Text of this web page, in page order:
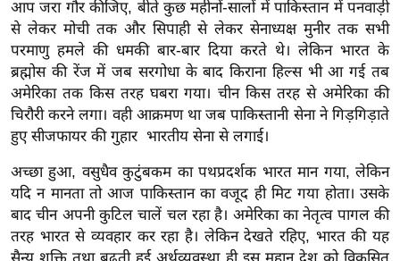
/
फै
श
न
घ
रे
नु
स्खे
प
आप जरा गौर कीजिए, बीते कुछ महीनों-सालों में पाकिस्तान में पनवाड़ी
से लेकर मोची तक और सिपाही से लेकर सेनाध्यक्ष मुनीर तक सभी
परमाणु हमले की धमकी बार-बार दिया करते थे। लेकिन भारत के
ब्रह्मोस की रेंज में जब सरगोधा के बाद किराना हिल्स भी आ गई तब
अमेरिका तक किस तरह घबरा गया। चीन किस तरह से अमेरिका की
चिरौरी करने लगा। वही आक्रमण था जब पाकिस्तानी सेना ने गिड़गिड़ाते
हुए सीजफायर की गुहार भारतीय सेना से लगाई।
अच्छा हुआ, वसुधैव कुटुंबकम का पथप्रदर्शक भारत मान गया, लेकिन
यदि न मानता तो आज पाकिस्तान का वजूद ही मिट गया होता। उसके
बाद चीन अपनी कुटिल चालें चल रहा है। अमेरिका का नेतृत्व पागल की
तरह भारत से व्यवहार कर रहा है। लेकिन देखते रहिए, भारत की यह